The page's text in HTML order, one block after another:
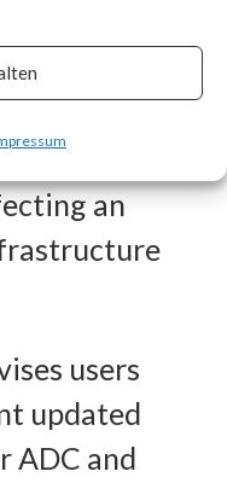
2023.
on
as a
an
users
updated
ADC and